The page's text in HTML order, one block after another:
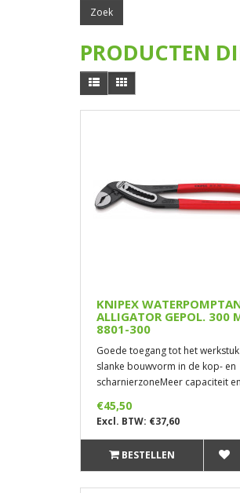
PRODUCTEN
KNIPEX
ALLIGATOR GEPOL. 300
8801-300
Goede toegang tot het
slanke bouwvorm in de kop- en
scharnierzoneMeer capaciteit
€45,50
Excl. BTW: €37,60
BESTELLEN